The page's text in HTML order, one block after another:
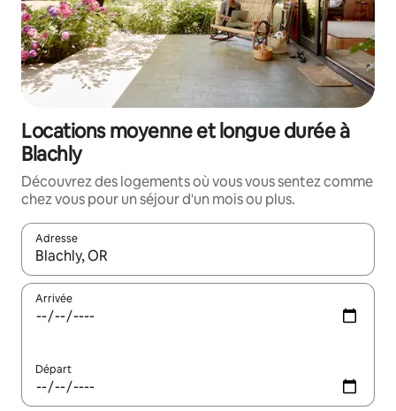
Locations moyenne et longue durée à
Blachly
Découvrez des logements où vous vous sentez comme
chez vous pour un séjour d'un mois ou plus.
Adresse
Lorsque les résultats s'affichent, utilisez les flèches vers le
Arrivée
Départ